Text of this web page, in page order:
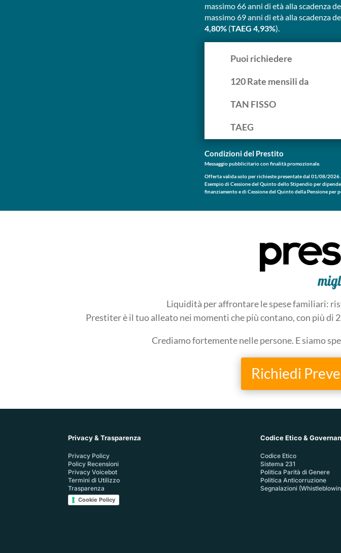
massimo 66 anni di età alla scadenza
massimo 69 anni di età alla scadenza
4,80% (TAEG 4,93%).
Puoi richiedere
120 Rate mensili da
TAN FISSO
TAEG
Condizioni del Prestito
Messaggio pubblicitario con finalità promozionale.
Offerta valida solo per richieste presentate dal 01/08/
Esempio di Cessione del Quinto dello Stipendio per
finanziamento e di Cessione del Quinto della Pensione per
durata diversa da quelli rappresentati nell’esempio. Per
Documenti informativi sul prodotto disponibili nella
soggetti ad approvazione ed erogazione di Prestitalia S.p.A.
La presente promozione è svolta da Prestiter S.p.A.,
monomandatario della società Prestitalia S.p.A
Liquidità per affrontare le spese familiari:
Prestiter è il tuo alleato nei momenti che più contano, con più di
Crediamo fortemente nelle persone. E siamo
Richiedi
Privacy & Trasparenza
Privacy Policy
Policy Recensioni
Privacy Voicebot
Termini di Utilizzo
Trasparenza
Cookie Policy
Codice Etico &
Codice Etico
Sistema 231
Politica Parità di Genere
Politica Anticorruzione
Segnalazioni